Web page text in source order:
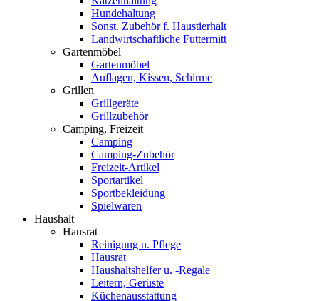
Hundehaltung
Sonst. Zubehör f. Haustierhalt
Landwirtschaftliche Futtermitt
Gartenmöbel
Gartenmöbel
Auflagen, Kissen, Schirme
Grillen
Grillgeräte
Grillzubehör
Camping, Freizeit
Camping
Camping-Zubehör
Freizeit-Artikel
Sportartikel
Sportbekleidung
Spielwaren
Haushalt
Hausrat
Reinigung u. Pflege
Hausrat
Haushaltshelfer u. -Regale
Leitern, Gerüste
Küchenausstattung